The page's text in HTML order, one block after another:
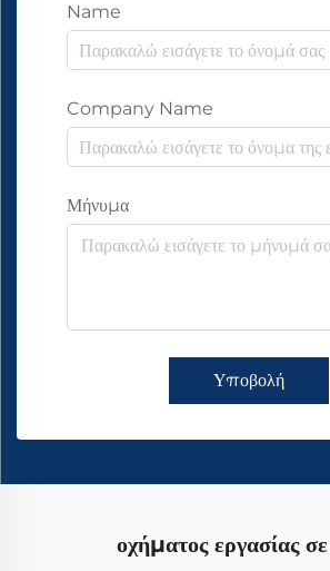
Name
Company Name
Μήνυμα
Υποβολή
οχήματος εργασίας